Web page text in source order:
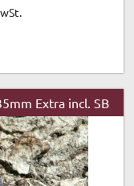
Extra incl. SB